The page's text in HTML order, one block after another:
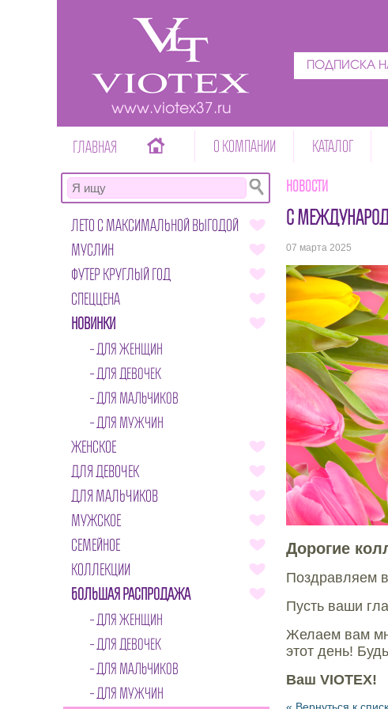
www.viotex37.ru
ПОДПИСКА
ГЛАВНАЯ О КОМПАНИИ КАТАЛОГ
ЛЕТО С МАКСИМАЛЬНОЙ ВЫГОДОЙ
МУСЛИН
ФУТЕР КРУГЛЫЙ ГОД
СПЕЦЦЕНА
НОВИНКИ
ДЛЯ ЖЕНЩИН
ДЛЯ ДЕВОЧЕК
ДЛЯ МАЛЬЧИКОВ
ДЛЯ МУЖЧИН
ЖЕНСКОЕ
ДЛЯ ДЕВОЧЕК
ДЛЯ МАЛЬЧИКОВ
МУЖСКОЕ
СЕМЕЙНОЕ
КОЛЛЕКЦИИ
БОЛЬШАЯ РАСПРОДАЖА
ДЛЯ ЖЕНЩИН
ДЛЯ ДЕВОЧЕК
ДЛЯ МАЛЬЧИКОВ
ДЛЯ МУЖЧИН
Новости
С
07 марта 2025
Дорогие
Поздравляем
Пусть ваши
Желаем вам
этот день!
Ваш VIOTEX!